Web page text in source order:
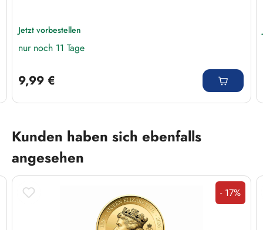
Jetzt vorbestellen
nur noch 11 Tage
9,99 €
Produktgalerie überspringen
Kunden haben sich ebenfalls
angesehen
Rabatt
- 17%